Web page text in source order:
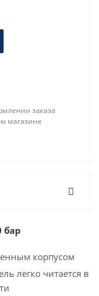
заказа
магазине
бар
корпусом
легко читается в